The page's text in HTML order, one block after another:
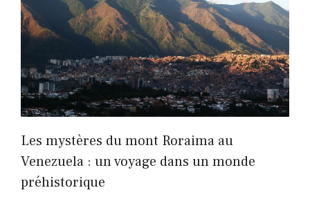
Les mystères du mont Roraima au
Venezuela : un voyage dans un monde
préhistorique